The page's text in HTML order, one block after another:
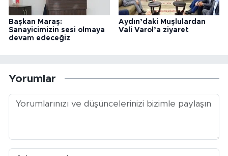
Başkan Maraş:
Sanayicimizin sesi olmaya
devam edeceğiz
Aydın’daki Muşlulardan
Vali Varol’a ziyaret
Yorumlar